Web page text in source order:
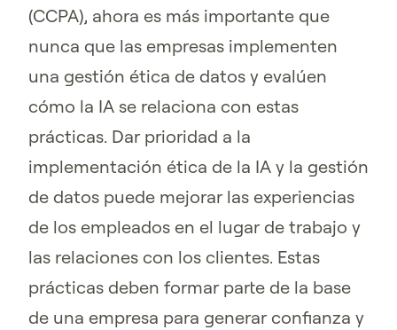
(CCPA), ahora es más importante que
nunca que las empresas implementen
una gestión ética de datos y evalúen
cómo la IA se relaciona con estas
prácticas. Dar prioridad a la
implementación ética de la IA y la gestión
de datos puede mejorar las experiencias
de los empleados en el lugar de trabajo y
las relaciones con los clientes. Estas
prácticas deben formar parte de la base
de una empresa para generar confianza y